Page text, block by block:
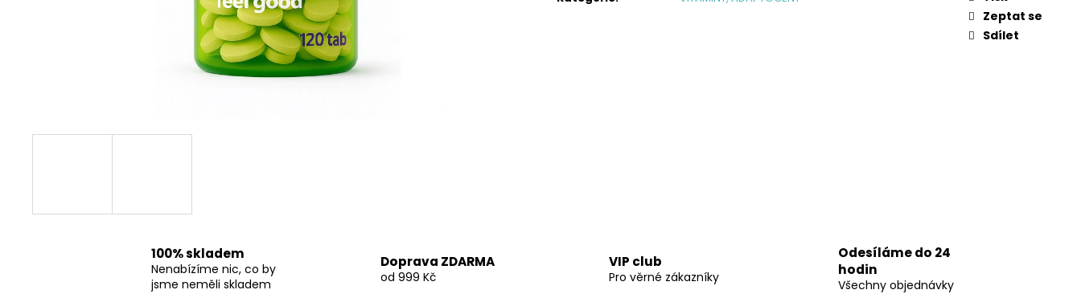
Zeptat se
Sdílet
100% skladem
Nenabízíme nic, co by
jsme neměli skladem
Doprava ZDARMA
od 999 Kč
VIP club
Pro věrné zákazníky
Odesíláme do 24
hodin
Všechny objednávky
EXTREME FAT BURNER - 90 KAPSLÍ
OMEGA 3 - 90 KAPSLÍ